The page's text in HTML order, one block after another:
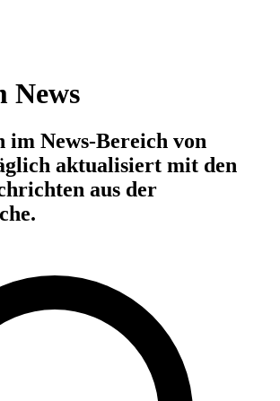
News
News-Bereich von
aktualisiert mit den
aus der